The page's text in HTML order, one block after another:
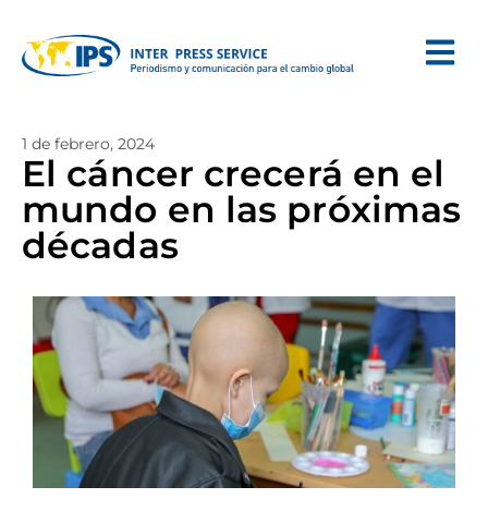
1 de febrero, 2024
El cáncer crecerá en el
mundo en las próximas
décadas